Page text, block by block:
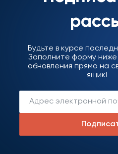
Будьте в курсе
Заполните форму ниже
обновления прямо на
ящик!